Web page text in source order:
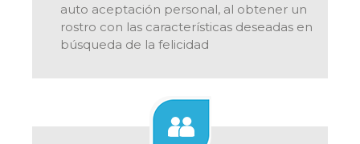
auto aceptación personal, al obtener un
rostro con las características deseadas en
búsqueda de la felicidad